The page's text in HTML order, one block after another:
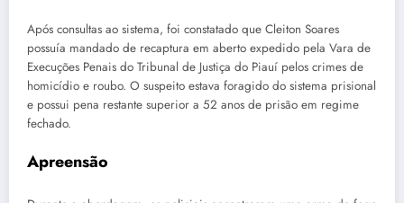
Após consultas ao sistema, foi constatado que Cleiton Soares
possuía mandado de recaptura em aberto expedido pela Vara de
Execuções Penais do Tribunal de Justiça do Piauí pelos crimes de
homicídio e roubo. O suspeito estava foragido do sistema prisional
e possui pena restante superior a 52 anos de prisão em regime
fechado.
Apreensão